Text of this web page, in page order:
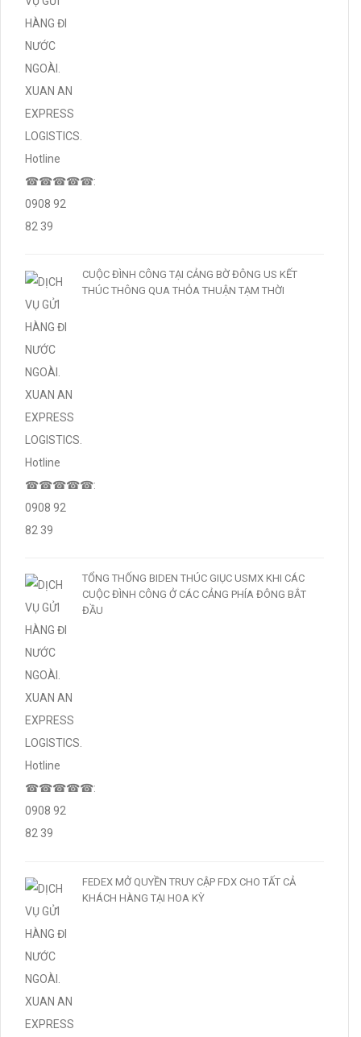
CUỘC ĐÌNH CÔNG TẠI CẢNG BỜ ĐÔNG US KẾT
THÚC THÔNG QUA THỎA THUẬN TẠM THỜI
TỔNG THỐNG BIDEN THÚC GIỤC USMX KHI CÁC
CUỘC ĐÌNH CÔNG Ở CÁC CẢNG PHÍA ĐÔNG BẮT
ĐẦU
FEDEX MỞ QUYỀN TRUY CẬP FDX CHO TẤT CẢ
KHÁCH HÀNG TẠI HOA KỲ